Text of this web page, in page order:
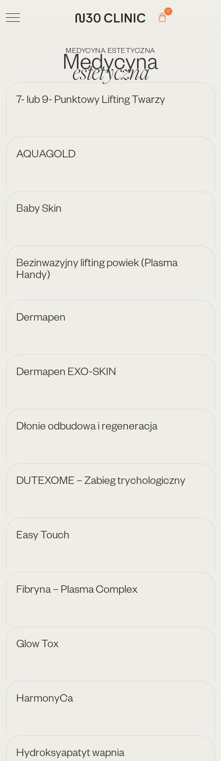
0
MEDYCYNA ESTETYCZNA
Medycyna
estetyczna
7- lub 9- Punktowy Lifting Twarzy
AQUAGOLD
Baby Skin
Bezinwazyjny lifting powiek (Plasma
Handy)
Dermapen
Dermapen EXO-SKIN
Dłonie odbudowa i regeneracja
DUTEXOME – Zabieg trychologiczny
Easy Touch
Fibryna – Plasma Complex
Glow Tox
HarmonyCa
Hydroksyapatyt wapnia